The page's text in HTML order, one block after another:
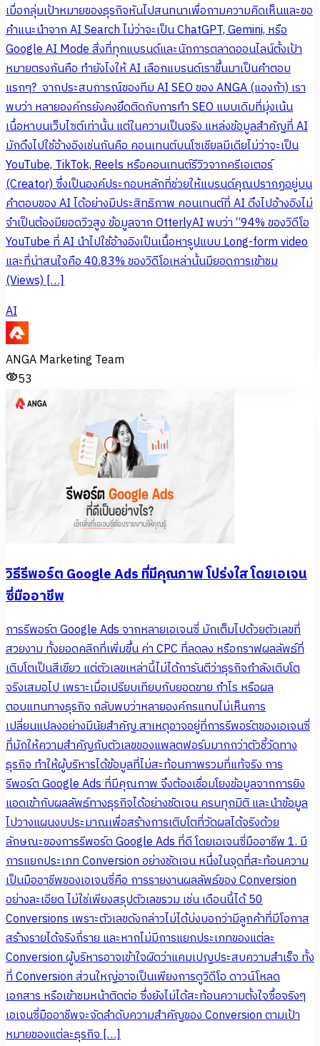
เมื่อกลุ่มเป้าหมายของธุรกิจหันไปสนทนาเพื่อถามความคิดเห็นและขอ
คำแนะนำจาก AI Search ไม่ว่าจะเป็น ChatGPT, Gemini, หรือ
Google AI Mode สิ่งที่ทุกแบรนด์และนักการตลาดออนไลน์ตั้งเป้า
หมายตรงกันคือ ทำยังไงให้ AI เลือกแบรนด์เราขึ้นมาเป็นคำตอบ
แรกๆ? จากประสบการณ์ของทีม AI SEO ของ ANGA (แองก้า) เรา
พบว่า หลายองค์กรยังคงยึดติดกับการทำ SEO แบบเดิมที่มุ่งเน้น
เนื้อหาบนเว็บไซต์เท่านั้น แต่ในความเป็นจริง แหล่งข้อมูลสำคัญที่ AI
มักดึงไปใช้อ้างอิงเช่นกันคือ คอนเทนต์บนโซเชียลมีเดียไม่ว่าจะเป็น
YouTube, TikTok, Reels หรือคอนเทนต์รีวิวจากครีเอเตอร์
(Creator) ซึ่งเป็นองค์ประกอบหลักที่ช่วยให้แบรนด์คุณปรากฏอยู่บน
คำตอบของ AI ได้อย่างมีประสิทธิภาพ คอนเทนต์ที่ AI ดึงไปอ้างอิงไม่
จำเป็นต้องมียอดวิวสูง ข้อมูลจาก OtterlyAI พบว่า “94% ของวิดีโอ
YouTube ที่ AI นำไปใช้อ้างอิงเป็นเนื้อหารูปแบบ Long-form video
และที่น่าสนใจคือ 40.83% ของวิดีโอเหล่านั้นมียอดการเข้าชม
(Views) […]
AI
ANGA Marketing Team
53
วิธีรีพอร์ต Google Ads ที่มีคุณภาพ โปร่งใส โดยเอเจน
ซี่มืออาชีพ
การรีพอร์ต Google Ads จากหลายเอเจนซี่ มักเต็มไปด้วยตัวเลขที่
สวยงาม ทั้งยอดคลิกที่เพิ่มขึ้น ค่า CPC ที่ลดลง หรือกราฟผลลัพธ์ที่
เติบโตเป็นสีเขียว แต่ตัวเลขเหล่านี้ไม่ได้การันตีว่าธุรกิจกำลังเติบโต
จริงเสมอไป เพราะเมื่อเปรียบเทียบกับยอดขาย กำไร หรือผล
ตอบแทนทางธุรกิจ กลับพบว่าหลายองค์กรแทบไม่เห็นการ
เปลี่ยนแปลงอย่างมีนัยสำคัญ สาเหตุอาจอยู่ที่การรีพอร์ตของเอเจนซี่
ที่มักให้ความสำคัญกับตัวเลขของแพลตฟอร์มมากกว่าตัวชี้วัดทาง
ธุรกิจ ทำให้ผู้บริหารได้ข้อมูลที่ไม่สะท้อนภาพรวมที่แท้จริง การ
รีพอร์ต Google Ads ที่มีคุณภาพ จึงต้องเชื่อมโยงข้อมูลจากการยิง
แอดเข้ากับผลลัพธ์ทางธุรกิจได้อย่างชัดเจน ครบทุกมิติ และนำข้อมูล
ไปวางแผนงบประมาณเพื่อสร้างการเติบโตที่วัดผลได้จริงด้วย
ลักษณะของการรีพอร์ต Google Ads ที่ดี โดยเอเจนซี่มืออาชีพ 1. มี
การแยกประเภท Conversion อย่างชัดเจน หนึ่งในจุดที่สะท้อนความ
เป็นมืออาชีพของเอเจนซี่คือ การรายงานผลลัพธ์ของ Conversion
อย่างละเอียด ไม่ใช่เพียงสรุปตัวเลขรวม เช่น เดือนนี้ได้ 50
Conversions เพราะตัวเลขดังกล่าวไม่ได้บ่งบอกว่ามีลูกค้าที่มีโอกาส
สร้างรายได้จริงกี่ราย และหากไม่มีการแยกประเภทของแต่ละ
Conversion ผู้บริหารอาจเข้าใจผิดว่าแคมเปญประสบความสำเร็จ ทั้ง
ที่ Conversion ส่วนใหญ่อาจเป็นเพียงการดูวิดีโอ ดาวน์โหลด
เอกสาร หรือเข้าชมหน้าติดต่อ ซึ่งยังไม่ได้สะท้อนความตั้งใจซื้อจริงๆ
เอเจนซี่มืออาชีพจะจัดลำดับความสำคัญของ Conversion ตามเป้า
หมายของแต่ละธุรกิจ […]